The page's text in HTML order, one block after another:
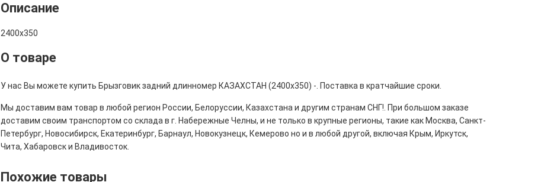
Описание
2400х350
О товаре
У нас Вы можете купить Брызговик задний длинномер КАЗАХСТАН (2400х350) -. Поставка в кратчайшие сроки.
Мы доставим вам товар в любой регион России, Белоруссии, Казахстана и другим странам СНГ!. При большом заказе
доставим своим транспортом со склада в г. Набережные Челны, и не только в крупные регионы, такие как Москва, Санкт-
Петербург, Новосибирск, Екатеринбург, Барнаул, Новокузнецк, Кемерово но и в любой другой, включая Крым, Иркутск,
Чита, Хабаровск и Владивосток.
Похожие товары